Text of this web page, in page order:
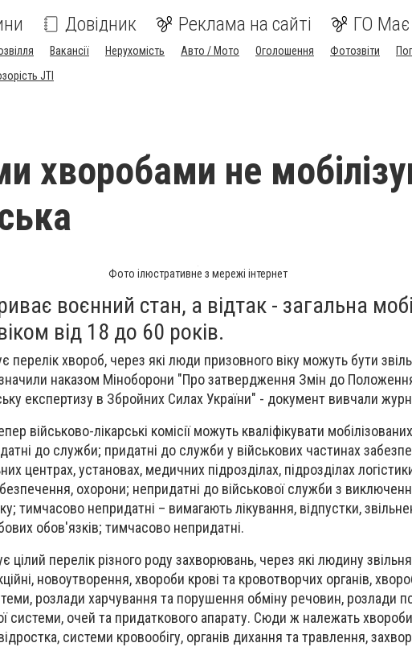
Довідник Реклама на сайті ГО Має
Вакансії Нерухомість Авто / Мото Оголошення Фотозвіти
JTI
хворобами не
Фото ілюстративне з мережі інтернет
воєнний стан, а відтак - загальна
від 18 до 60 років.
перелік хвороб, через які люди призовного віку можуть бути
наказом Міноборони "Про затвердження Змін до
експертизу в Збройних Силах України" - документ вивчали
військово-лікарські комісії можуть кваліфікувати
до служби; придатні до служби у військових частинах
центрах, установах, медичних підрозділах, підрозділах
охорони; непридатні до військової служби з
тимчасово непридатні – вимагають лікування, відпустки,
обов'язків; тимчасово непридатні.
цілий перелік різного роду захворювань, через які людину
новоутворення, хвороби крові та кровотворчих органів,
розлади харчування та порушення обміну речовин, розлади
системи, очей та придаткового апарату. Сюди ж належать
системи кровообігу, органів дихання та травлення,